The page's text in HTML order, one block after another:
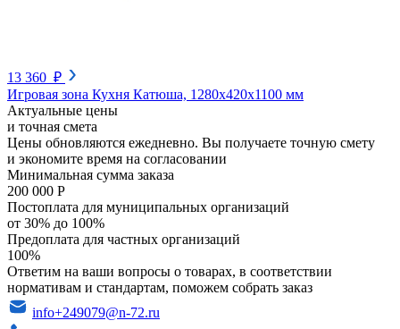
13 360 ₽
Игровая зона Кухня Катюша, 1280х420х1100 мм
Актуальные цены
и точная смета
Цены обновляются ежедневно. Вы получаете точную смету
и экономите время на согласовании
Минимальная сумма заказа
200 000 Р
Постоплата для муниципальных организаций
от 30% до 100%
Предоплата для частных организаций
100%
Ответим на ваши вопросы о товарах, в соответствии
нормативам и стандартам, поможем собрать заказ
info+249079@n-72.ru